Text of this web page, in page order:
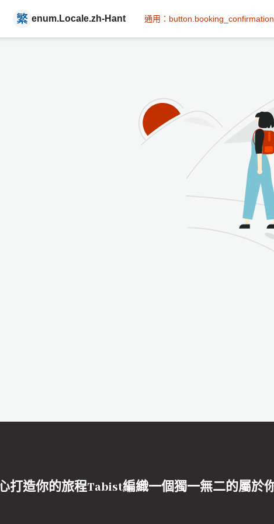
enum.Locale.zh-Hant 通用：button.booking_confirmation
打造你的旅程Tabist編織一個獨一無二的屬於